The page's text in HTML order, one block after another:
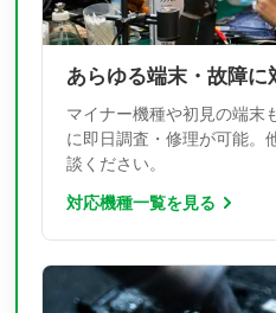
あらゆる端末・故障に
マイナー機種や初見の端末
に即日調査・修理が可能。
談ください。
対応機種一覧を見る